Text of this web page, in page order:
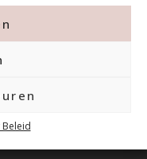
Beleid